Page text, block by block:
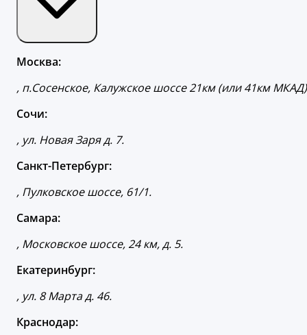
Москва:
, п.Сосенское, Калужское шоссе 21км (или 41км МКАД)
Сочи:
, ул. Новая Заря д. 7.
Санкт-Петербург:
, Пулковское шоссе, 61/1.
Самара:
, Московское шоссе, 24 км, д. 5.
Екатеринбург:
, ул. 8 Марта д. 46.
Краснодар: